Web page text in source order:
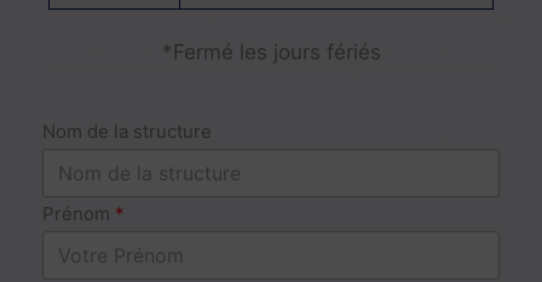
*Fermé les jours fériés
Nom de la structure
Prénom